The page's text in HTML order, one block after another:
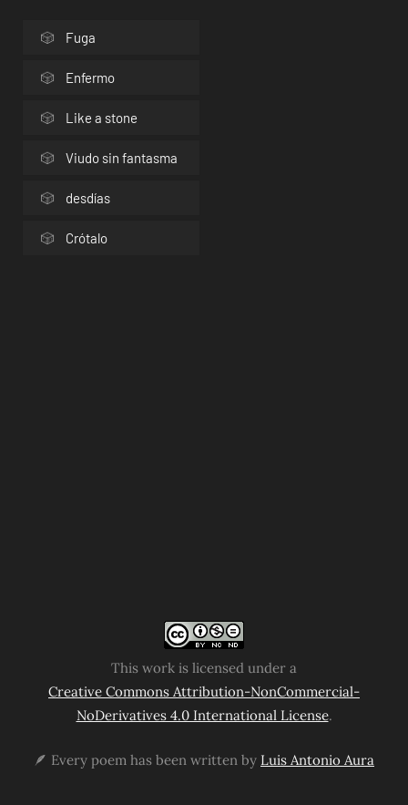
Fuga
Enfermo
Like a stone
Viudo sin fantasma
desdías
Crótalo
This work is licensed under a
Creative Commons Attribution-NonCommercial-
NoDerivatives 4.0 International License.
🪶 Every poem has been written by Luis Antonio Aura